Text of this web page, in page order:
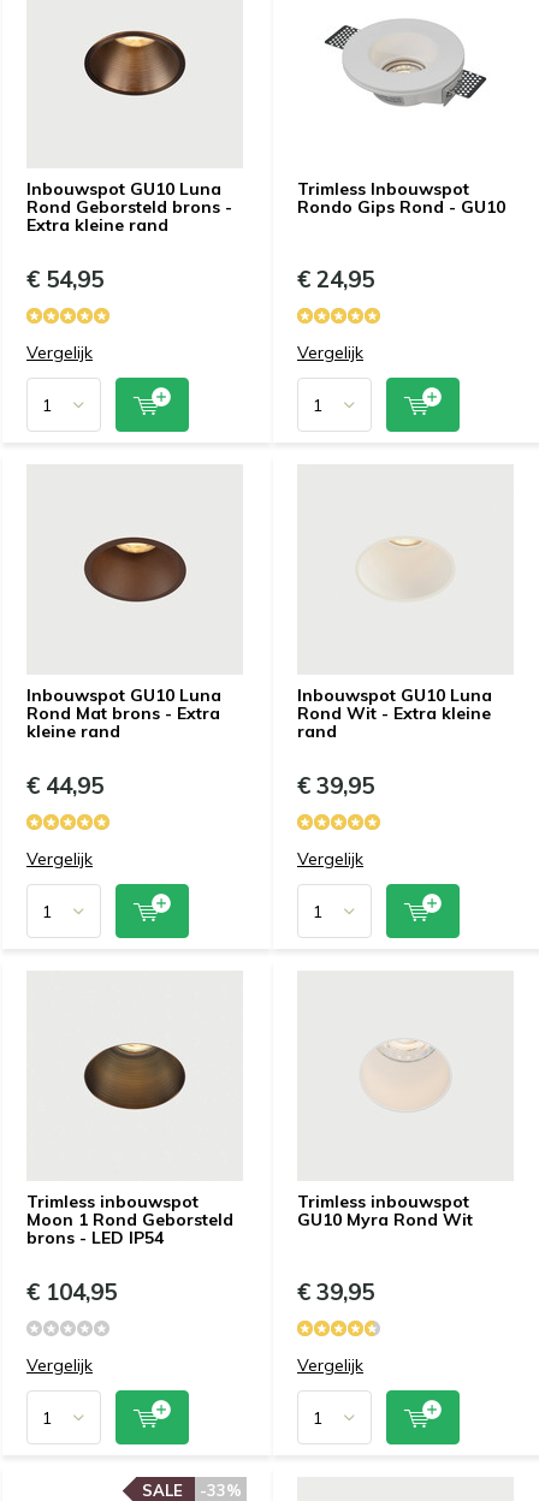
Inbouwspot GU10 Luna
Rond Geborsteld brons -
Extra kleine rand
€ 54,95
Vergelijk
Trimless Inbouwspot
Rondo Gips Rond - GU10
€ 24,95
Vergelijk
Inbouwspot GU10 Luna
Rond Mat brons - Extra
kleine rand
€ 44,95
Vergelijk
Inbouwspot GU10 Luna
Rond Wit - Extra kleine
rand
€ 39,95
Vergelijk
Trimless inbouwspot
Moon 1 Rond Geborsteld
brons - LED IP54
€ 104,95
Vergelijk
Trimless inbouwspot
GU10 Myra Rond Wit
€ 39,95
Vergelijk
-33%
SALE